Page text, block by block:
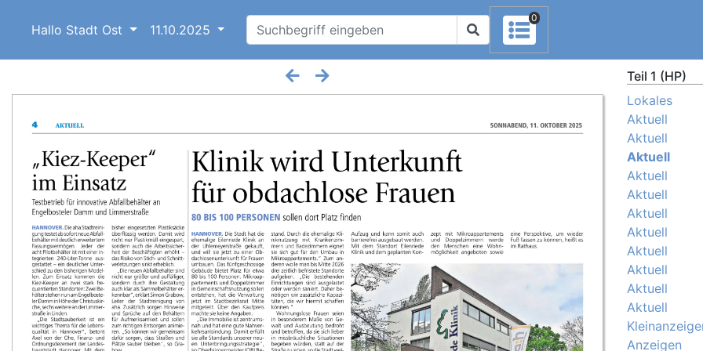
Hallo Stadt Ost 11.10.2025
0
Teil 1 (HP)
Lokales
Aktuell
Aktuell
Aktuell
Aktuell
Aktuell
Aktuell
Aktuell
Aktuell
Aktuell
Aktuell
Aktuell
Anzeigen